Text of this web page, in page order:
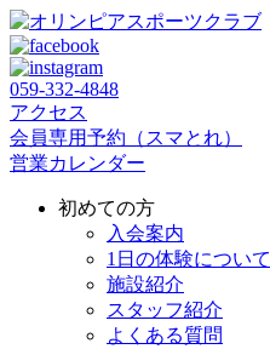
059‐332‐4848
アクセス
会員専用予約（スマとれ）
営業カレンダー
初めての方
入会案内
1日の体験について
施設紹介
スタッフ紹介
よくある質問